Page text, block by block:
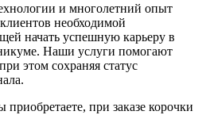
и многолетний опыт
необходимой
начать успешную карьеру в
Наши услуги помогают
этом сохраняя статус
при заказе корочки